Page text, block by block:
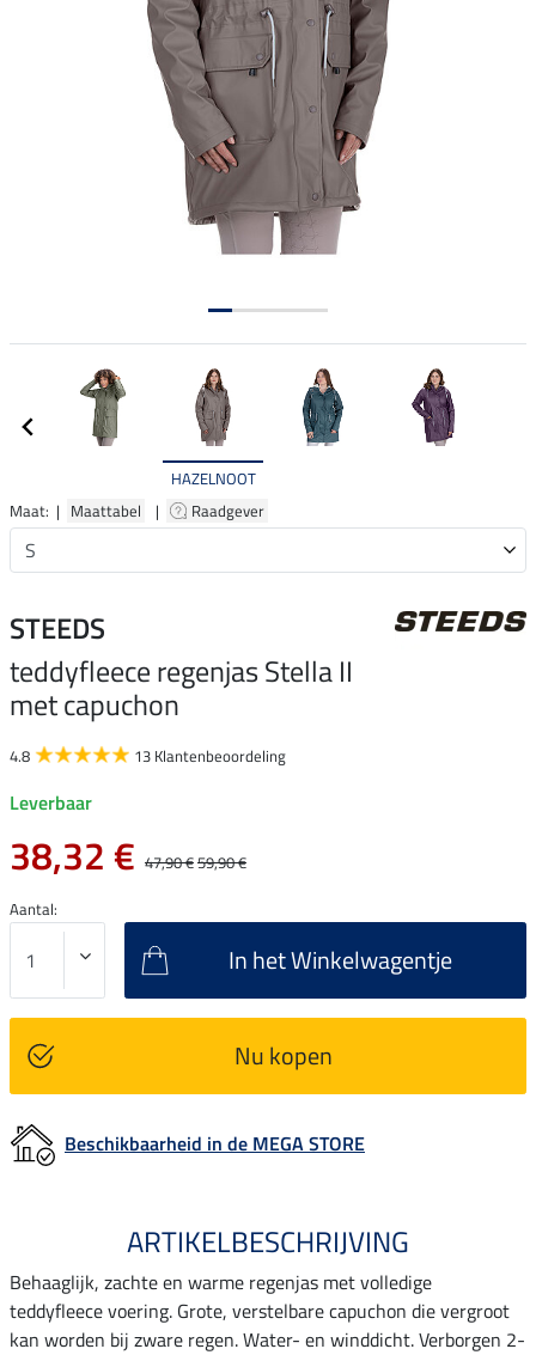
HAZELNOOT
Maat: | Maattabel | Raadgever
STEEDS
teddyfleece regenjas Stella II
met capuchon
4.8 13 Klantenbeoordeling
Leverbaar
38,32 € 47,90 €59,90 €
Aantal:
In het Winkelwagentje
Nu kopen
Beschikbaarheid in de MEGA STORE
ARTIKELBESCHRIJVING
Behaaglijk, zachte en warme regenjas met volledige
teddyfleece voering. Grote, verstelbare capuchon die vergroot
kan worden bij zware regen. Water- en winddicht. Verborgen 2-